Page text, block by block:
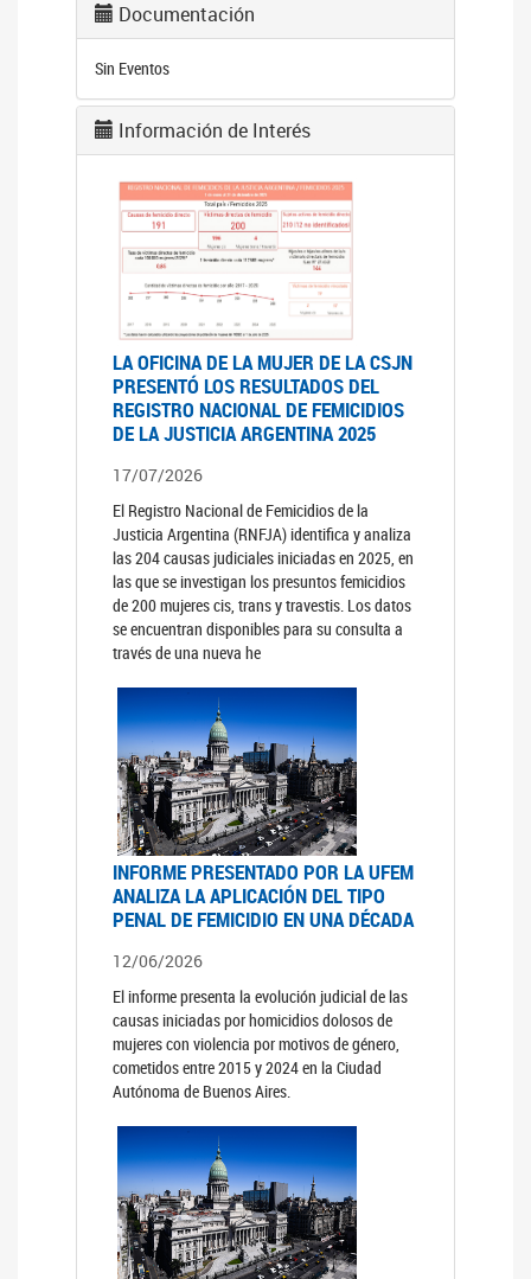
Documentación
Sin Eventos
Información de Interés
LA OFICINA DE LA MUJER DE LA CSJN
PRESENTÓ LOS RESULTADOS DEL
REGISTRO NACIONAL DE FEMICIDIOS
DE LA JUSTICIA ARGENTINA 2025
17/07/2026
El Registro Nacional de Femicidios de la
Justicia Argentina (RNFJA) identifica y analiza
las 204 causas judiciales iniciadas en 2025, en
las que se investigan los presuntos femicidios
de 200 mujeres cis, trans y travestis. Los datos
se encuentran disponibles para su consulta a
través de una nueva he
INFORME PRESENTADO POR LA UFEM
ANALIZA LA APLICACIÓN DEL TIPO
PENAL DE FEMICIDIO EN UNA DÉCADA
12/06/2026
El informe presenta la evolución judicial de las
causas iniciadas por homicidios dolosos de
mujeres con violencia por motivos de género,
cometidos entre 2015 y 2024 en la Ciudad
Autónoma de Buenos Aires.